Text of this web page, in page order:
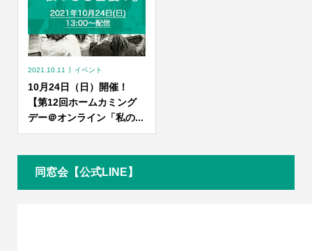
2021.10.11 イベント
10月24日（日）開催！
【第12回ホームカミング
デー＠オンライン「私の...
同窓会【公式LINE】